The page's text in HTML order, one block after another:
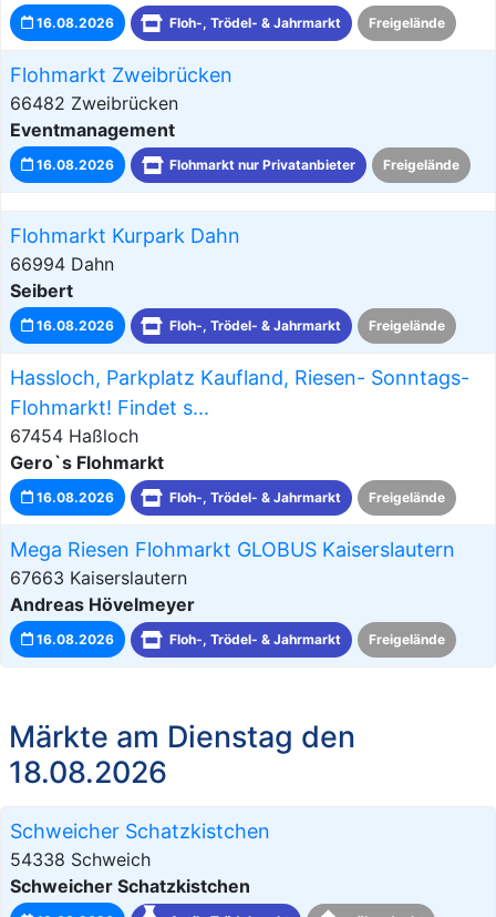
16.08.2026 Floh-, Trödel- & Jahrmarkt Freigelände
Flohmarkt Zweibrücken
66482 Zweibrücken
Eventmanagement
16.08.2026 Flohmarkt nur Privatanbieter Freigelände
Flohmarkt Kurpark Dahn
66994 Dahn
Seibert
16.08.2026 Floh-, Trödel- & Jahrmarkt Freigelände
Hassloch, Parkplatz Kaufland, Riesen- Sonntags-
Flohmarkt! Findet s...
67454 Haßloch
Gero`s Flohmarkt
16.08.2026 Floh-, Trödel- & Jahrmarkt Freigelände
Mega Riesen Flohmarkt GLOBUS Kaiserslautern
67663 Kaiserslautern
Andreas Hövelmeyer
16.08.2026 Floh-, Trödel- & Jahrmarkt Freigelände
Märkte am Dienstag den
18.08.2026
Schweicher Schatzkistchen
54338 Schweich
Schweicher Schatzkistchen